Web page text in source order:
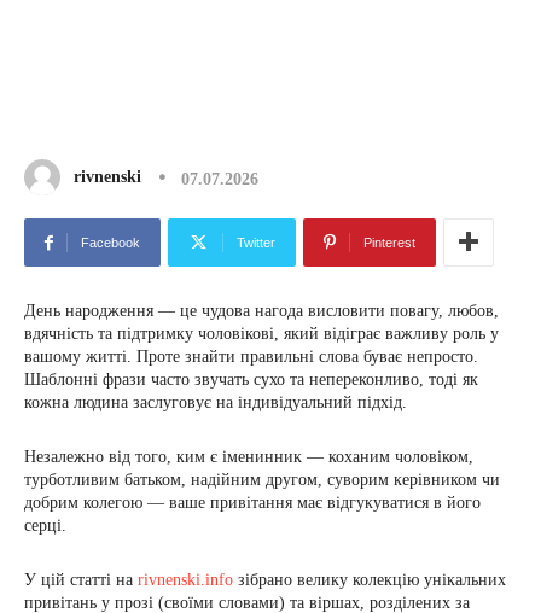
rivnenski 07.07.2026
Facebook Twitter Pinterest
День народження — це чудова нагода висловити повагу, любов,
вдячність та підтримку чоловікові, який відіграє важливу роль у
вашому житті. Проте знайти правильні слова буває непросто.
Шаблонні фрази часто звучать сухо та непереконливо, тоді як
кожна людина заслуговує на індивідуальний підхід.
Незалежно від того, ким є іменинник — коханим чоловіком,
турботливим батьком, надійним другом, суворим керівником чи
добрим колегою — ваше привітання має відгукуватися в його
серці.
У цій статті на rivnenski.info зібрано велику колекцію унікальних
привітань у прозі (своїми словами) та віршах, розділених за